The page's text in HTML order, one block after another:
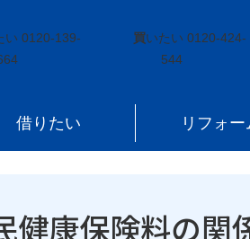
い 0120-139-
買いたい 0120-424-
544
借りたい リフォー
康保険料の関